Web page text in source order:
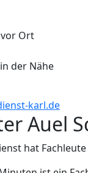
Ort
der Nähe
karl.de
Auel
hat